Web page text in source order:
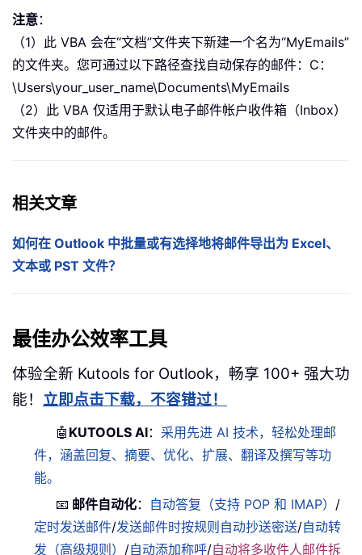
注意：
（1）此 VBA 会在“文档”文件夹下新建一个名为“MyEmails”
的文件夹。您可通过以下路径查找自动保存的邮件：C：
\Users\your_user_name\Documents\MyEmails
（2）此 VBA 仅适用于默认电子邮件帐户收件箱（Inbox）
文件夹中的邮件。
相关文章
如何在 Outlook 中批量或有选择地将邮件导出为 Excel、
文本或 PST 文件？
最佳办公效率工具
体验全新 Kutools for Outlook，畅享 100+ 强大功
能！ 立即点击下载，不容错过！
🤖 KUTOOLS AI： 采用先进 AI 技术，轻松处理邮
件，涵盖回复、摘要、优化、扩展、翻译及撰写等功
能。
📧 邮件自动化： 自动答复（支持 POP 和 IMAP） /
定时发送邮件/发送邮件时按规则自动抄送密送/自动转
发（高级规则） /自动添加称呼/自动将多收件人邮件拆